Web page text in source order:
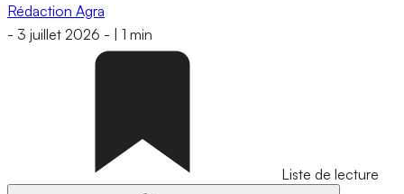
Rédaction Agra
- 3 juillet 2026 - 1 min
Liste de lecture